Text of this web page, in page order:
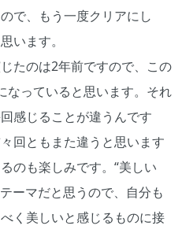
で、もう一度クリアにし
います。
たのは2年前ですので、この
なっていると思います。それ
感じることが違うんです
回ともまた違うと思います
のも楽しみです。“美しい
ーマだと思うので、自分も
く美しいと感じるものに接